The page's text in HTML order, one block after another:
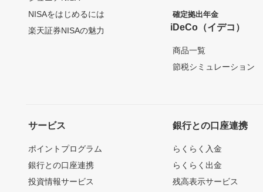
NISAをはじめるには
楽天証券NISAの魅力
確定拠出年金
iDeCo（イデコ）
商品一覧
節税シミュレーション
サービス
ポイントプログラム
銀行との口座連携
投資情報サービス
銀行との口座連携
らくらく入金
らくらく出金
残高表示サービス